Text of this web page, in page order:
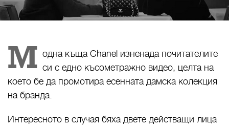
М одна къща Chanel изненада почитателите
си с едно късометражно видео, целта на
което бе да промотира есенната дамска колекция
на бранда.
Интересното в случая бяха двете действащи лица